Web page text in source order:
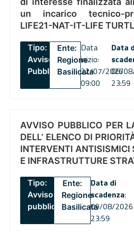
un incarico tecnico-
LIFE21-NAT-IT-LIFE
Tipo:
Avviso
Pubblico
Ente:
Regione
Basilicata
Data
inizio:
22/07/2026
09:00
Data
06/
23:59
AVVISO PUBBLICO PER
DELL’ ELENCO DI
INTERVENTI ANTISISMICI
E INFRASTRUTTURE
Tipo:
Avviso
pubblico
Ente:
Regione
Basilicata
Data di
scadenza:
09/08/2026
23:59